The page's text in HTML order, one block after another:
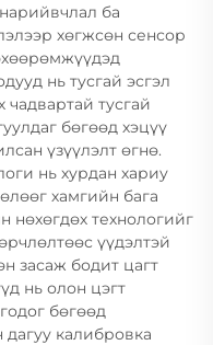
ба
хөгжсөн сенсор
нь тусгай эсгэл
чадвартай тусгай
бөгөөд хэцүү
үзүүлэлт өгнө.
нь хурдан хариу
хамгийн бага
нөхөгдөх технологийг
үүдэлтэй
засаж бодит цагт
нь олон цэгт
бөгөөд
дагуу калибровка